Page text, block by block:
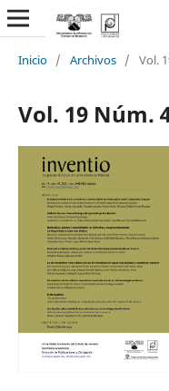
Inicio / Archivos / Vol.
Vol. 19 Núm.